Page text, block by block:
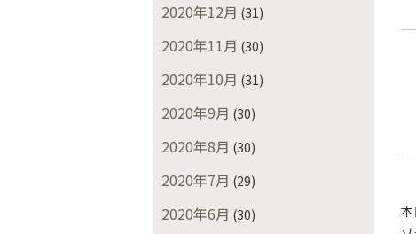
2020年12月 (31)
2020年11月 (30)
2020年10月 (31)
2020年9月 (30)
2020年8月 (30)
2020年7月 (29)
2020年6月 (30)